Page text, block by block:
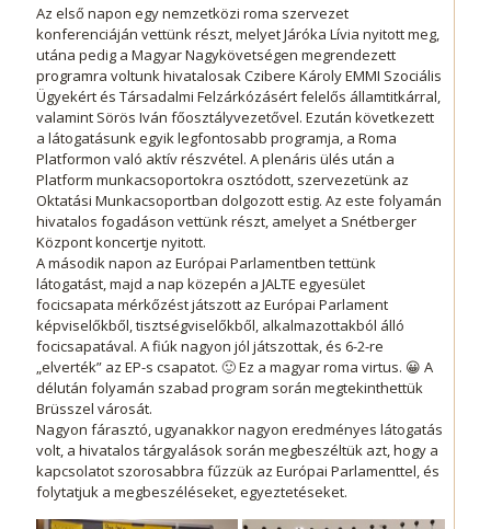
Az első napon egy nemzetközi roma szervezet
konferenciáján vettünk részt, melyet Járóka Lívia nyitott meg,
utána pedig a Magyar Nagykövetségen megrendezett
programra voltunk hivatalosak Czibere Károly EMMI Szociális
Ügyekért és Társadalmi Felzárkózásért felelős államtitkárral,
valamint Sörös Iván főosztályvezetővel. Ezután következett
a látogatásunk egyik legfontosabb programja, a Roma
Platformon való aktív részvétel. A plenáris ülés után a
Platform munkacsoportokra osztódott, szervezetünk az
Oktatási Munkacsoportban dolgozott estig. Az este folyamán
hivatalos fogadáson vettünk részt, amelyet a Snétberger
Központ koncertje nyitott.
A második napon az Európai Parlamentben tettünk
látogatást, majd a nap közepén a JALTE egyesület
focicsapata mérkőzést játszott az Európai Parlament
képviselőkből, tisztségviselőkből, alkalmazottakból álló
focicsapatával. A fiúk nagyon jól játszottak, és 6-2-re
„elverték” az EP-s csapatot. 🙂 Ez a magyar roma virtus. 😀 A
délután folyamán szabad program során megtekinthettük
Brüsszel városát.
Nagyon fárasztó, ugyanakkor nagyon eredményes látogatás
volt, a hivatalos tárgyalások során megbeszéltük azt, hogy a
kapcsolatot szorosabbra fűzzük az Európai Parlamenttel, és
folytatjuk a megbeszéléseket, egyeztetéseket.